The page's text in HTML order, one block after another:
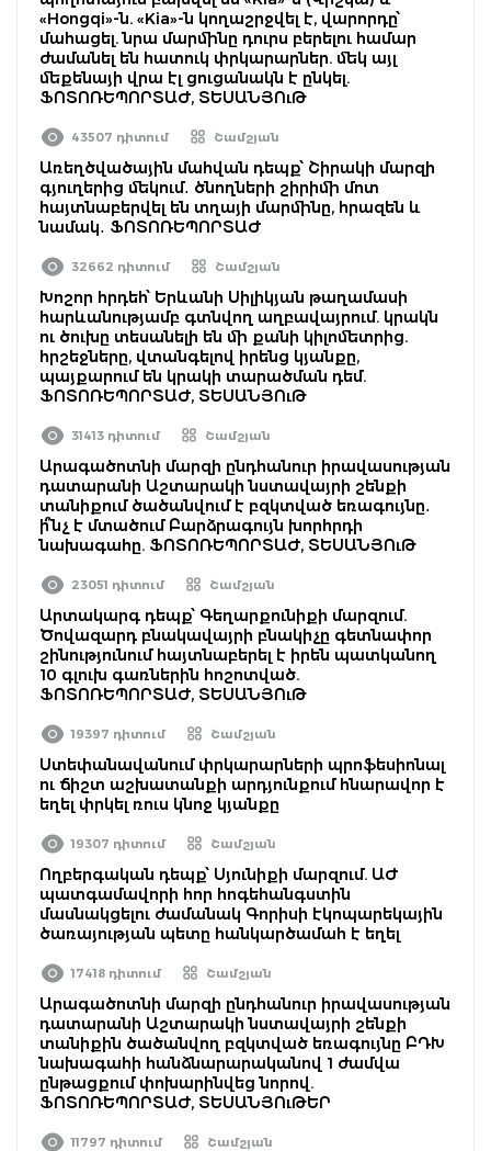
«Hongqi»-ն. «Kia»-ն կողաշրջվել է, վարորդը՝
մահացել. նրա մարմինը դուրս բերելու համար
ժամանել են հատուկ փրկարարներ. մեկ այլ
մեքենայի վրա էլ ցուցանակն է ընկել.
ՖՈՏՈՌԵՊՈՐՏԱԺ, ՏԵՍԱՆՅՈւԹ
43507 դիտում Շամշյան
Առեղծվածային մահվան դեպք՝ Շիրակի մարզի
գյուղերից մեկում․ ծնողների շիրիմի մոտ
հայտնաբերվել են տղայի մարմինը, հրազեն և
նամակ․ ՖՈՏՈՌԵՊՈՐՏԱԺ
32662 դիտում Շամշյան
Խոշոր հրդեհ՝ Երևանի Սիլիկյան թաղամասի
հարևանությամբ գտնվող աղբավայրում. կրակն
ու ծուխը տեսանելի են մի քանի կիլոմետրից.
հրշեջները, վտանգելով իրենց կյանքը,
պայքարում են կրակի տարածման դեմ.
ՖՈՏՈՌԵՊՈՐՏԱԺ, ՏԵՍԱՆՅՈւԹ
31413 դիտում Շամշյան
Արագածոտնի մարզի ընդհանուր իրավասության
դատարանի Աշտարակի նստավայրի շենքի
տանիքում ծածանվում է բզկտված եռագույնը․
ի՞նչ է մտածում Բարձրագույն խորհրդի
նախագահը. ՖՈՏՈՌԵՊՈՐՏԱԺ, ՏԵՍԱՆՅՈւԹ
23051 դիտում Շամշյան
Արտակարգ դեպք՝ Գեղարքունիքի մարզում.
Ծովազարդ բնակավայրի բնակիչը գետնափոր
շինությունում հայտնաբերել է իրեն պատկանող
10 գլուխ գառներին հոշոտված.
ՖՈՏՈՌԵՊՈՐՏԱԺ, ՏԵՍԱՆՅՈւԹ
19397 դիտում Շամշյան
Ստեփանավանում փրկարարների պրոֆեսիոնալ
ու ճիշտ աշխատանքի արդյունքում հնարավոր է
եղել փրկել ռուս կնոջ կյանքը
19307 դիտում Շամշյան
Ողբերգական դեպք՝ Սյունիքի մարզում. ԱԺ
պատգամավորի հոր հոգեհանգստին
մասնակցելու ժամանակ Գորիսի էկոպարեկային
ծառայության պետը հանկարծամահ է եղել
17418 դիտում Շամշյան
Արագածոտնի մարզի ընդհանուր իրավասության
դատարանի Աշտարակի նստավայրի շենքի
տանիքին ծածանվող բզկտված եռագույնը ԲԴԽ
նախագահի հանձնարարականով 1 ժամվա
ընթացքում փոխարինվեց նորով.
ՖՈՏՈՌԵՊՈՐՏԱԺ, ՏԵՍԱՆՅՈւԹԵՐ
11797 դիտում Շամշյան